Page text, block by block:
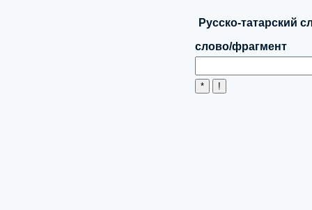
Русско-татарский
слово/фрагмент